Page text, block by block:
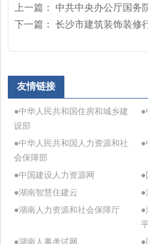
上一篇：
中共中央办公厅国务
下一篇：
长沙市建筑装饰装修
友情链接
●中华人民共和国住房和城乡建
设部
●
●中华人民共和国人力资源和社
会保障部
●
●中国建设人力资源网
●
●湖南智慧住建云
●
●湖南人力资源和社会保障厅
●
●湖南人事考试网
●